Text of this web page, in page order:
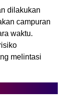
dilakukan
campuran
waktu.
melintasi